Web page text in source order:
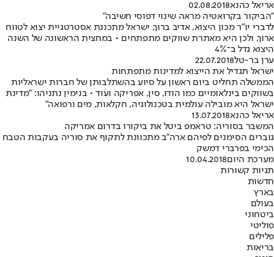
אריאל כהנא02.08.2018
"הביקור בקרואטיה מראה שינוי דפוסי חשיבה"
לדברי יו"ר מכון היצוא, אדיב ברוך, ישראל מתכננת אסטרטגיית יצוא לטווח
ארוך, ולכן היא מאתרת שווקים מתפתחים • במחצית הראשונה של השנה
היצוא גדל ב־4%
ערן בר-טל22.07.2018
ישראל תגדיל את הייצוא למדינות מתפתחות
הממשלה תחליט ביום ראשון על סיוע בהשתלבותן של חברות ישראליות
בשווקים בינלאומיים כמו הודו, סין, אפריקה ועוד • בנימין נתניהו: "מדינת
ישראל היא מובילה עולמית בטכנולוגיה, חקלאות, מים ורפואה"
אריאל כהנא13.07.2018
המשבר בסוריה: טראמפ ביטל את ביקורו בדרום אמריקה
גוברים הסימנים לפיהם ארה"ב מתכוונת לתקוף את סוריה בעקבות הטבח
הכימי בפרברי דמשק
מערכת היום10.04.2018
תגיות קשורות
חדשות
בארץ
בעולם
ביטחוני
פוליטי
פלילים
בריאות